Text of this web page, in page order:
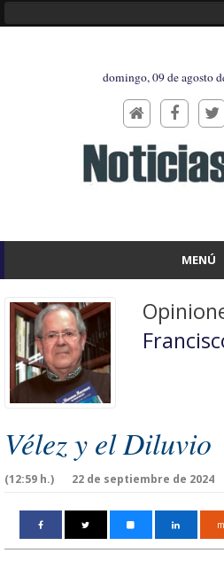
domingo, 09 de agosto
MENÚ
Vélez y el Diluvio
22 de septiembre de 2024
(12:59 h.)
m